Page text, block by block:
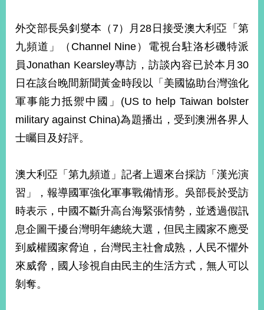
濟
日
不
落
國
台
海
平
護
回
頁
網
站
導
覽
關
於
本
部
外交部長吳釗燮本（7）月28日接受澳大利亞「第
九頻道」（Channel Nine）電視台駐洛杉磯特派
員Jonathan Kearsley專訪，訪談內容已於本月30
日在該台晚間新聞黃金時段以「美國協助台灣強化
軍事能力抵禦中國」(US to help Taiwan bolster
military against China)為題播出，受到澳洲各界人
士矚目及好評。
澳大利亞「第九頻道」記者上週來台採訪「漢光演
習」，報導國軍強化軍事戰備情形。吳部長於受訪
時表示，中國不斷升高台海緊張情勢，並透過假訊
息企圖干擾台灣明年總統大選，但民主國家不應受
到威權國家脅迫，台灣民主社會成熟，人民不懼外
來威脅，國人珍視自由民主的生活方式，無人可以
剝奪。